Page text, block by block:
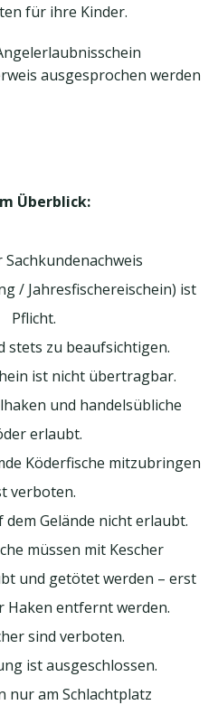
für ihre Kinder.
ausgesprochen werden
Überblick:
/ Jahresfischereischein) ist
Pflicht.
stets zu beaufsichtigen.
ist nicht übertragbar.
und handelsübliche
erlaubt.
Köderfische mitzubringen
verboten.
Gelände nicht erlaubt.
müssen mit Kescher
und getötet werden – erst
Haken entfernt werden.
sind verboten.
ist ausgeschlossen.
nur am Schlachtplatz